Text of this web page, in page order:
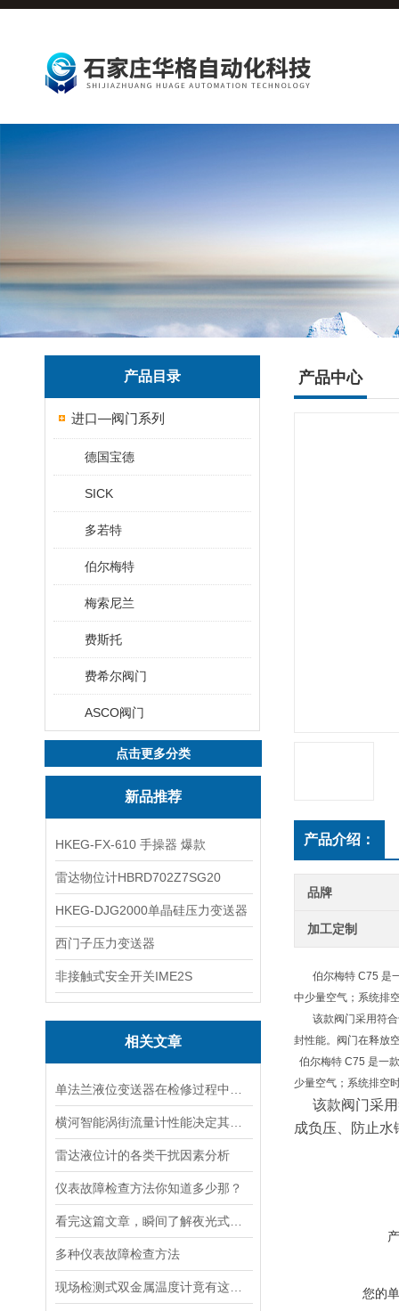
产品目录
进口—阀门系列
德国宝德
SICK
多若特
伯尔梅特
梅索尼兰
费斯托
费希尔阀门
ASCO阀门
点击更多分类
新品推荐
HKEG-FX-610 手操器 爆款
雷达物位计HBRD702Z7SG20
HKEG-DJG2000单晶硅压力变送器
西门子压力变送器
非接触式安全开关IME2S
相关文章
雷达液位计的各类干扰因素分析
仪表故障检查方法你知道多少那？
多种仪表故障检查方法
产品中心
产品介绍：
品牌
加工定制
伯尔梅特 C75 是一
中少量空气；系统排
该款阀门采用符
封性能。阀门在释放
伯尔梅特 C75 是一
少量空气；系统排空
该款阀门采
成负压、防止
您的